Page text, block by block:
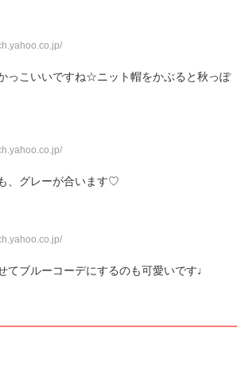
っこいいですね☆ニット帽をかぶると秋っぽ
、グレーが合います♡
てブルーコーデにするのも可愛いです♩